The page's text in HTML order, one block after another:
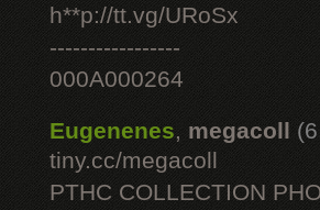
h**p://tt.vg/URoSx
-----------------
000A000264
Eugenenes, megacoll
tiny.cc/megacoll
PTHC COLLECTION